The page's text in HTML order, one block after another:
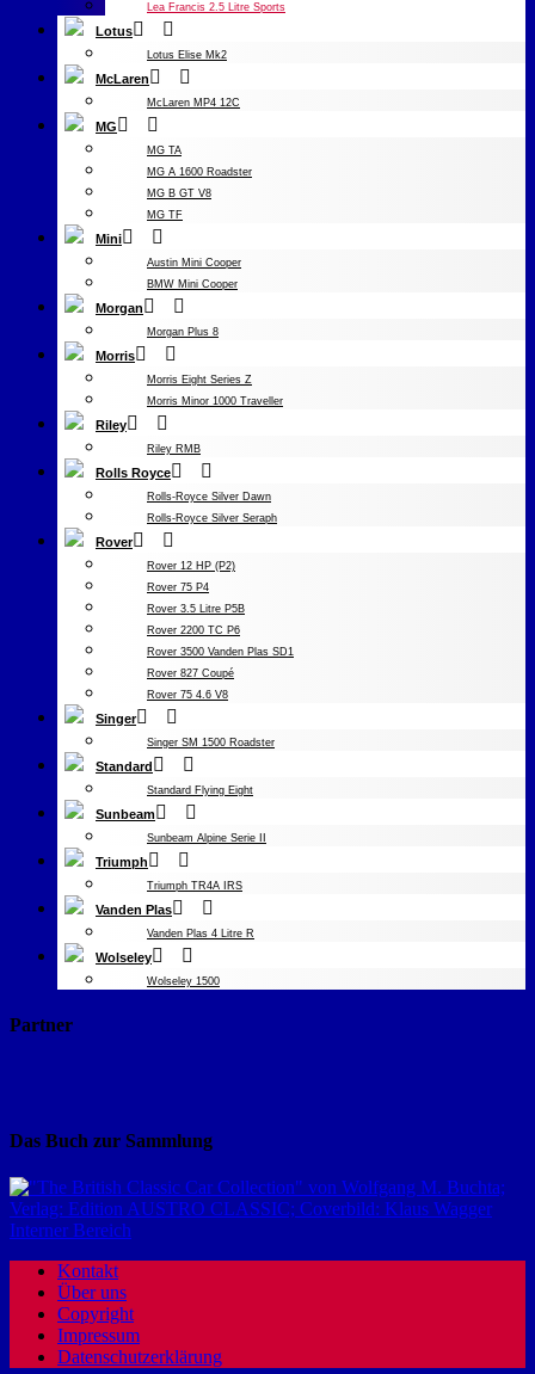
Lea Francis 2.5 Litre Sports
Lotus
Lotus Elise Mk2
McLaren
McLaren MP4 12C
MG
MG TA
MG A 1600 Roadster
MG B GT V8
MG TF
Mini
Austin Mini Cooper
BMW Mini Cooper
Morgan
Morgan Plus 8
Morris
Morris Eight Series Z
Morris Minor 1000 Traveller
Riley
Riley RMB
Rolls Royce
Rolls-Royce Silver Dawn
Rolls-Royce Silver Seraph
Rover
Rover 12 HP (P2)
Rover 75 P4
Rover 3.5 Litre P5B
Rover 2200 TC P6
Rover 3500 Vanden Plas SD1
Rover 827 Coupé
Rover 75 4.6 V8
Singer
Singer SM 1500 Roadster
Standard
Standard Flying Eight
Sunbeam
Sunbeam Alpine Serie II
Triumph
Triumph TR4A IRS
Vanden Plas
Vanden Plas 4 Litre R
Wolseley
Wolseley 1500
Partner
Das Buch zur Sammlung
Interner Bereich
Kontakt
Über uns
Copyright
Impressum
Datenschutzerklärung